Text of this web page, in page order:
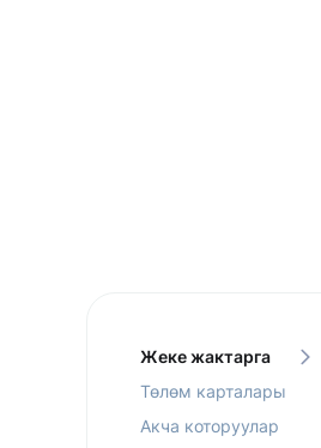
Жеке жактарга
Төлөм карталары
Акча которуулар